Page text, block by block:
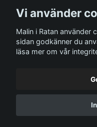
©
Vi använder
Malin i Ratan använder
sidan godkänner du
läsa mer om vår